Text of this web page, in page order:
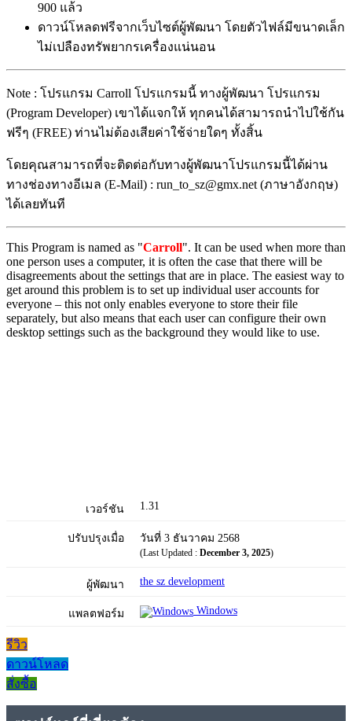
900 แล้ว
ดาวน์โหลดฟรีจากเว็บไซต์ผู้พัฒนา โดยตัวไฟล์มีขนาดเล็ก
ไม่เปลืองทรัพยากรเครื่องแน่นอน
Note : โปรแกรม Carroll โปรแกรมนี้ ทางผู้พัฒนา โปรแกรม
(Program Developer) เขาได้แจกให้ ทุกคนได้สามารถนำไปใช้กัน
ฟรีๆ (FREE) ท่านไม่ต้องเสียค่าใช้จ่ายใดๆ ทั้งสิ้น
โดยคุณสามารถที่จะติดต่อกับทางผู้พัฒนาโปรแกรมนี้ได้ผ่าน
ทางช่องทางอีเมล (E-Mail) : run_to_sz@gmx.net (ภาษาอังกฤษ)
ได้เลยทันที
This Program is named as "Carroll". It can be used when more than
one person uses a computer, it is often the case that there will be
disagreements about the settings that are in place. The easiest way to
get around this problem is to set up individual user accounts for
everyone – this not only enables everyone to store their file
separately, but also means that each user can configure their own
desktop settings such as the background they would like to use.
เวอร์ชัน 1.31
ปรับปรุงเมื่อ วันที่ 3 ธันวาคม 2568
(Last Updated : December 3, 2025)
ผู้พัฒนา the sz development
แพลตฟอร์ม Windows
รีวิว
ดาวน์โหลด
สั่งซื้อ